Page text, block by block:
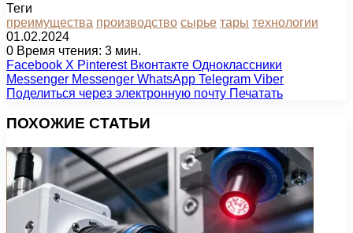
Теги
преимущества производство сырье тары технологии
01.02.2024
0 Время чтения: 3 мин.
Facebook X Pinterest Вконтакте Одноклассники
Messenger Messenger WhatsApp Telegram Viber
Поделиться через электронную почту Печатать
ПОХОЖИЕ СТАТЬИ